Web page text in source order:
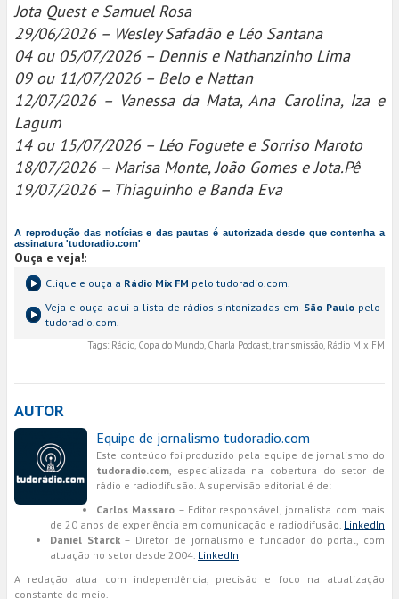
Jota Quest e Samuel Rosa
29/06/2026 – Wesley Safadão e Léo Santana
04 ou 05/07/2026 – Dennis e Nathanzinho Lima
09 ou 11/07/2026 – Belo e Nattan
12/07/2026 – Vanessa da Mata, Ana Carolina, Iza e
Lagum
14 ou 15/07/2026 – Léo Foguete e Sorriso Maroto
18/07/2026 – Marisa Monte, João Gomes e Jota.Pê
19/07/2026 – Thiaguinho e Banda Eva
A reprodução das notícias e das pautas é autorizada desde que contenha a
assinatura 'tudoradio.com'
Ouça e veja!:
Clique e ouça a Rádio Mix FM pelo tudoradio.com.
Veja e ouça aqui a lista de rádios sintonizadas em São Paulopelo
tudoradio.com.
Tags: Rádio, Copa do Mundo, Charla Podcast, transmissão, Rádio Mix FM
AUTOR
Equipe de jornalismo tudoradio.com
Este conteúdo foi produzido pela equipe de jornalismo do
tudoradio.com, especializada na cobertura do setor de
rádio e radiodifusão. A supervisão editorial é de:
Carlos Massaro – Editor responsável, jornalista com mais
de 20 anos de experiência em comunicação e radiodifusão. LinkedIn
Daniel Starck– Diretor de jornalismo e fundador do portal, com
atuação no setor desde 2004. LinkedIn
A redação atua com independência, precisão e foco na atualização
constante do meio.